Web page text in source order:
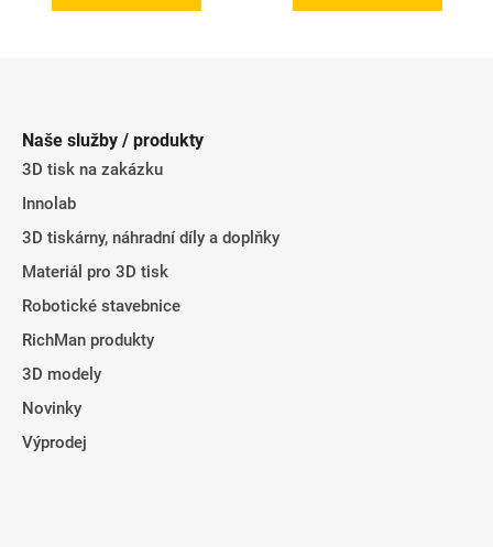
Naše služby / produkty
3D tisk na zakázku
Innolab
3D tiskárny, náhradní díly a doplňky
Materiál pro 3D tisk
Robotické stavebnice
RichMan produkty
3D modely
Novinky
Výprodej